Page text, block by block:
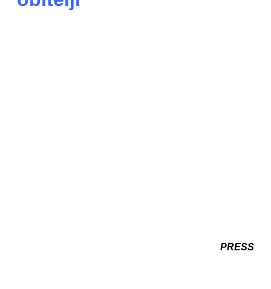
PRESS